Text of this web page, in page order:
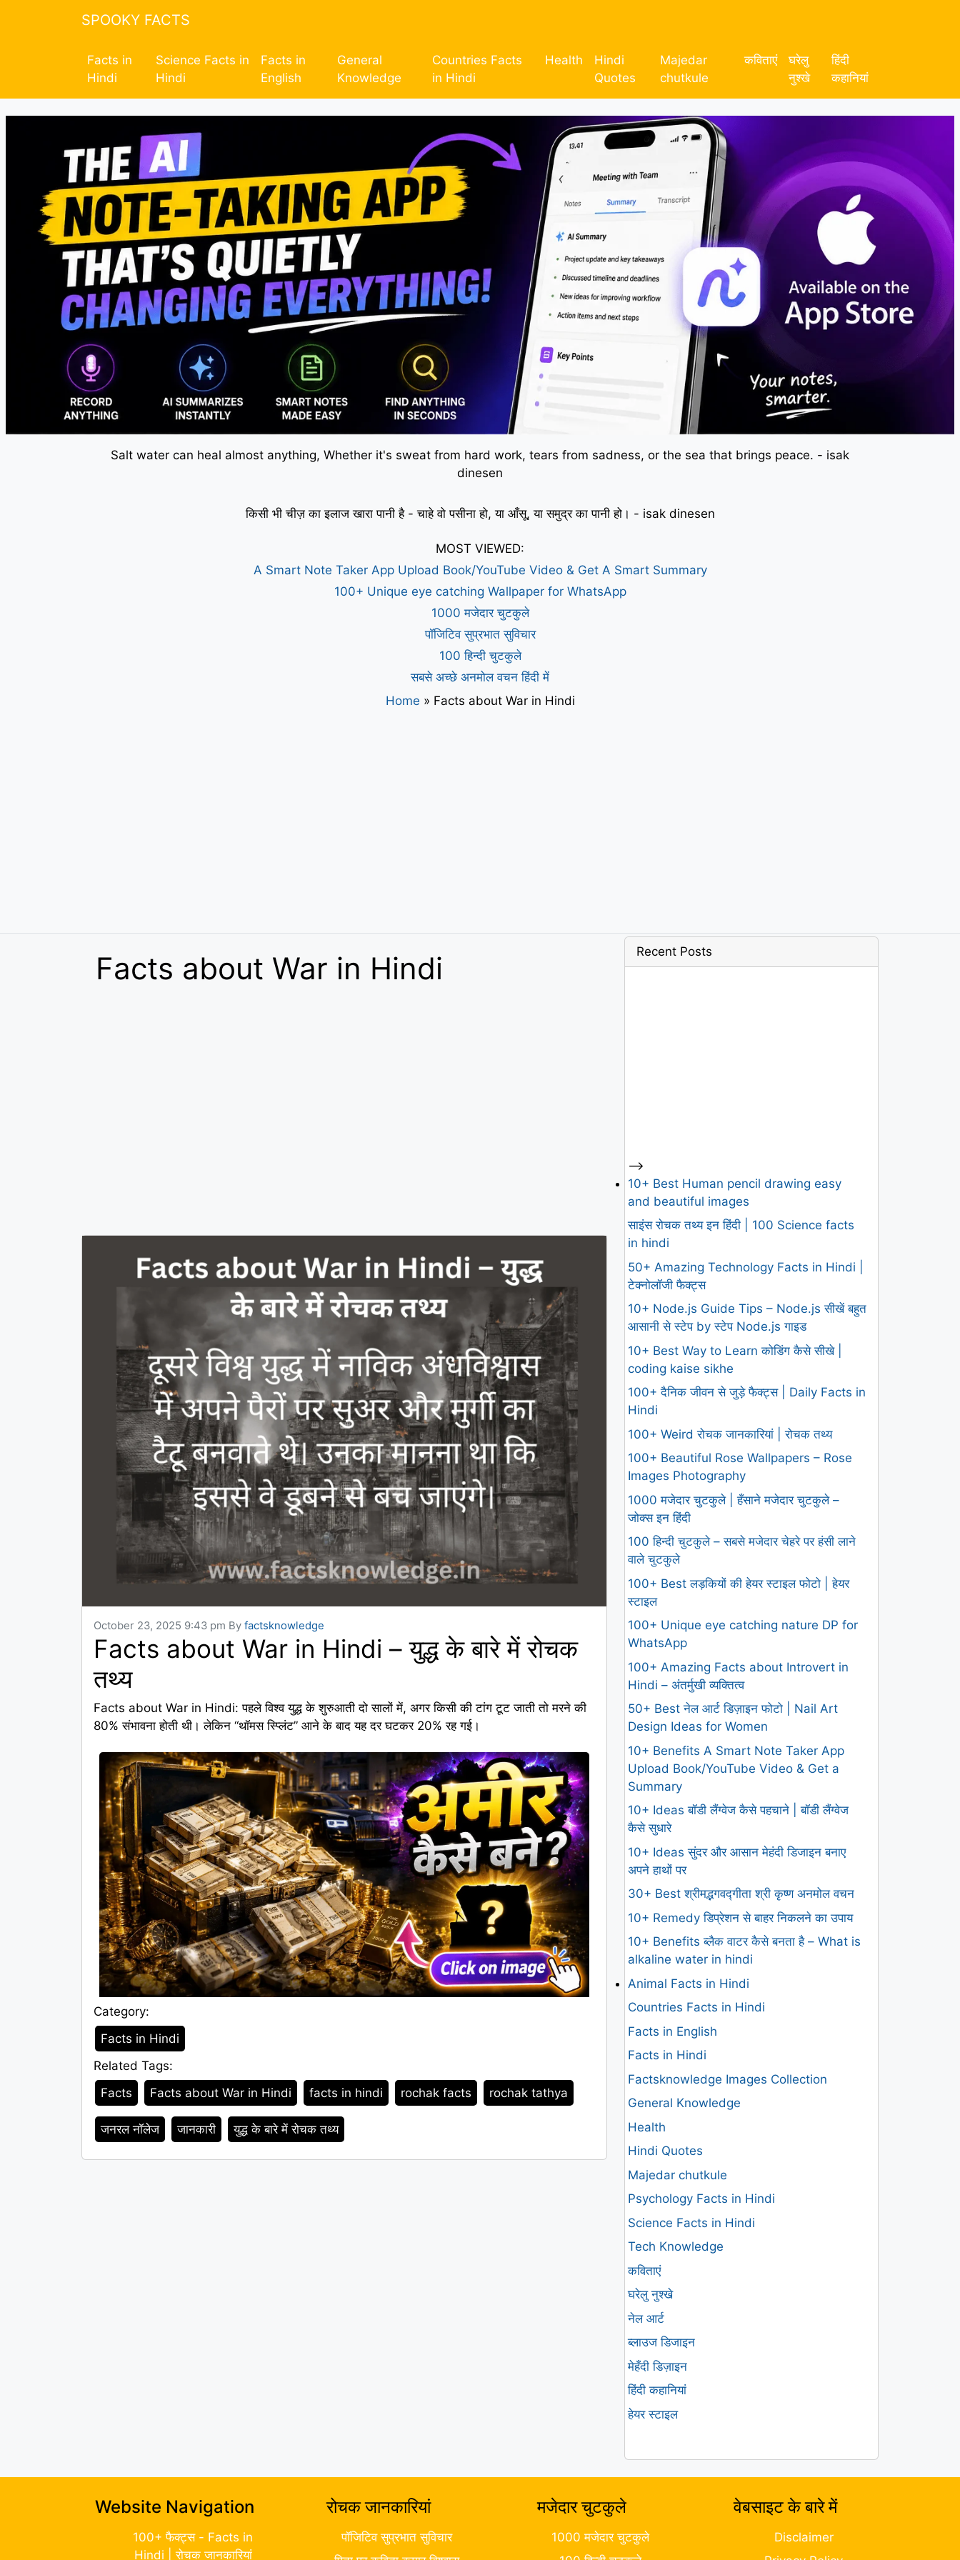
SPOOKY FACTS
Facts in
Hindi
Science Facts in
Hindi
Facts in
English
General
Knowledge
Countries Facts
in Hindi
Health
Hindi
Quotes
Majedar
chutkule
कविताएं
घरेलु
नुश्खे
हिंदी
कहानियां
Salt water can heal almost anything, Whether it's sweat from hard work, tears from sadness, or the sea that brings peace. - isak
dinesen
किसी भी चीज़ का इलाज खारा पानी है - चाहे वो पसीना हो, या आँसू, या समुद्र का पानी हो। - isak dinesen
MOST VIEWED:
A Smart Note Taker App Upload Book/YouTube Video & Get A Smart Summary
100+ Unique eye catching Wallpaper for WhatsApp
1000 मजेदार चुटकुले
पॉजिटिव सुप्रभात सुविचार
100 हिन्दी चुटकुले
सबसे अच्छे अनमोल वचन हिंदी में
Home » Facts about War in Hindi
Facts about War in Hindi
October 23, 2025 9:43 pm By factsknowledge
Facts about War in Hindi – युद्ध के बारे में रोचक
तथ्य
Facts about War in Hindi: पहले विश्व युद्ध के शुरुआती दो सालों में, अगर किसी की टांग टूट जाती तो मरने की
80% संभावना होती थी। लेकिन “थॉमस स्प्लिंट” आने के बाद यह दर घटकर 20% रह गई।
Category:
Category
Facts in Hindi
Related Tags:
Tags
Facts Facts about War in Hindi facts in hindi rochak facts rochak tathya
जनरल नॉलेज जानकारी युद्ध के बारे में रोचक तथ्य
Recent Posts
-->
10+ Best Human pencil drawing easy
and beautiful images
साइंस रोचक तथ्य इन हिंदी | 100 Science facts
in hindi
50+ Amazing Technology Facts in Hindi |
टेक्नोलॉजी फैक्ट्स
10+ Node.js Guide Tips – Node.js सीखें बहुत
आसानी से स्टेप by स्टेप Node.js गाइड
10+ Best Way to Learn कोडिंग कैसे सीखे |
coding kaise sikhe
100+ दैनिक जीवन से जुड़े फैक्ट्स | Daily Facts in
Hindi
100+ Weird रोचक जानकारियां | रोचक तथ्य
100+ Beautiful Rose Wallpapers – Rose
Images Photography
1000 मजेदार चुटकुले | हँसाने मजेदार चुटकुले –
जोक्स इन हिंदी
100 हिन्दी चुटकुले – सबसे मजेदार चेहरे पर हंसी लाने
वाले चुटकुले
100+ Best लड़कियों की हेयर स्टाइल फोटो | हेयर
स्टाइल
100+ Unique eye catching nature DP for
WhatsApp
100+ Amazing Facts about Introvert in
Hindi – अंतर्मुखी व्यक्तित्व
50+ Best नेल आर्ट डिज़ाइन फोटो | Nail Art
Design Ideas for Women
10+ Benefits A Smart Note Taker App
Upload Book/YouTube Video & Get a
Summary
10+ Ideas बॉडी लैंग्वेज कैसे पहचाने | बॉडी लैंग्वेज
कैसे सुधारे
10+ Ideas सुंदर और आसान मेहंदी डिजाइन बनाए
अपने हाथों पर
30+ Best श्रीमद्भगवद्गीता श्री कृष्ण अनमोल वचन
10+ Remedy डिप्रेशन से बाहर निकलने का उपाय
10+ Benefits ब्लैक वाटर कैसे बनता है – What is
alkaline water in hindi
Animal Facts in Hindi
Countries Facts in Hindi
Facts in English
Facts in Hindi
Factsknowledge Images Collection
General Knowledge
Health
Hindi Quotes
Majedar chutkule
Psychology Facts in Hindi
Science Facts in Hindi
Tech Knowledge
कविताएं
घरेलु नुश्खे
नेल आर्ट
ब्लाउज डिजाइन
मेहँदी डिज़ाइन
हिंदी कहानियां
हेयर स्टाइल
Website Navigation
100+ फैक्ट्स - Facts in
Hindi | रोचक जानकारियां
रोचक जानकारियां
पॉजिटिव सुप्रभात सुविचार
मजेदार चुटकुले
1000 मजेदार चुटकुले
वेबसाइट के बारे में
Disclaimer